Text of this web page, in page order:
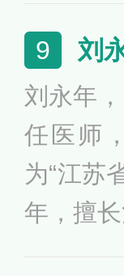
肠疑难
作者、
9 刘
刘永年
任医师
为“江苏
年，擅